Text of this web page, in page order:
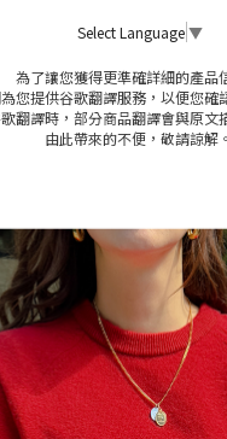
Select Language ▼
為了讓您獲得更準確詳細的產品
您提供谷歌翻譯服務，以便您確
翻譯時，部分商品翻譯會與原文
由此帶來的不便，敬請諒解。